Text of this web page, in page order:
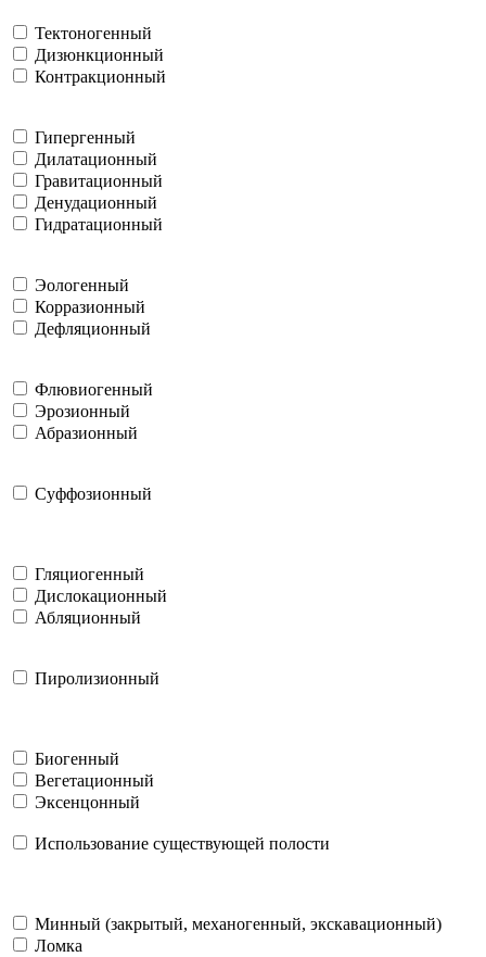
Тектоногенный
Дизюнкционный
Контракционный
Гипергенный
Дилатационный
Гравитационный
Денудационный
Гидратационный
Эологенный
Корразионный
Дефляционный
Флювиогенный
Эрозионный
Абразионный
Суффозионный
Гляциогенный
Дислокационный
Абляционный
Пиролизионный
Биогенный
Вегетационный
Эксенцонный
Использование существующей полости
Минный (закрытый, механогенный, экскавационный)
Ломка